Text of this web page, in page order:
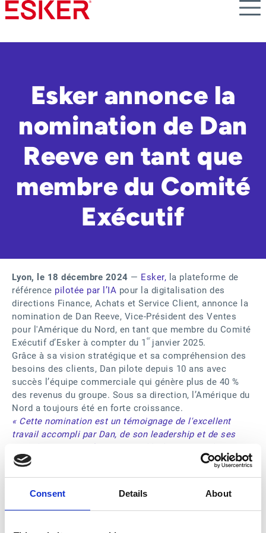
Consent Details About
Skip
to
content
Esker annonce la
nomination de Dan
Reeve en tant que
membre du Comité
Exécutif
Lyon, le 18 décembre 2024 — Esker, la plateforme de
référence pilotée par l’IA pour la digitalisation des
directions Finance, Achats et Service Client, annonce la
nomination de Dan Reeve, Vice-Président des Ventes
pour l'Amérique du Nord, en tant que membre du Comité
Exécutif d’Esker à compter du 1 er janvier 2025.
Grâce à sa vision stratégique et sa compréhension des
besoins des clients, Dan pilote depuis 10 ans avec
succès l’équipe commerciale qui génère plus de 40 %
des revenus du groupe. Sous sa direction, l’Amérique du
Nord a toujours été en forte croissance.
« Cette nomination est un témoignage de l'excellent
travail accompli par Dan, de son leadership et de ses
contributions significatives au développement de notre
entreprise et de nos solutions. Son rôle crucial dans la
des relations solides avec nos clients font de lui un
contributeur précieux pour notre Comité Exécutif. »Jean-